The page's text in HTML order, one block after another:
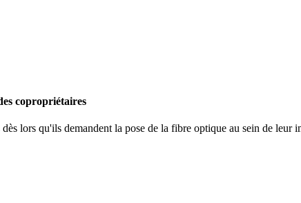
copropriétaires
lors qu'ils demandent la pose de la fibre optique au sein de